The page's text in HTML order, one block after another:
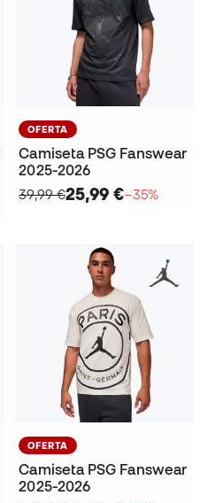
OFERTA
Camiseta PSG Fanswear
2025-2026
39,99 €25,99 €−35%
OFERTA
Camiseta PSG Fanswear
2025-2026